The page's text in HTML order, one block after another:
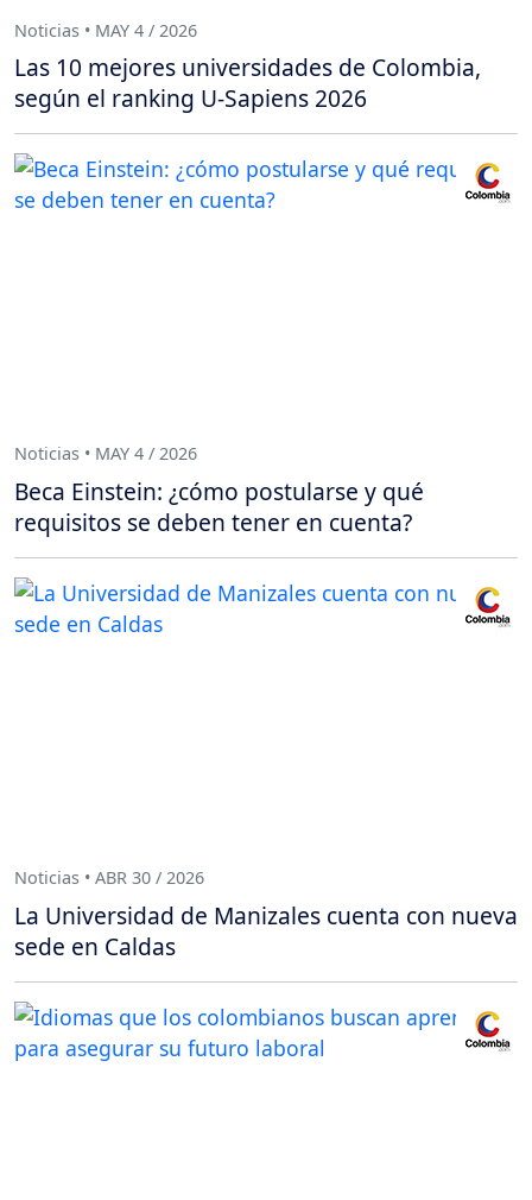
Noticias • MAY 4 / 2026
Las 10 mejores universidades de Colombia,
según el ranking U-Sapiens 2026
Noticias • MAY 4 / 2026
Beca Einstein: ¿cómo postularse y qué
requisitos se deben tener en cuenta?
Noticias • ABR 30 / 2026
La Universidad de Manizales cuenta con nueva
sede en Caldas